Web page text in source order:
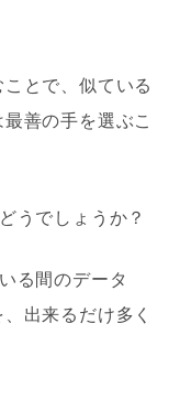
とで、似ている
善の手を選ぶこ
うでしょうか？
る間のデータ
出来るだけ多く